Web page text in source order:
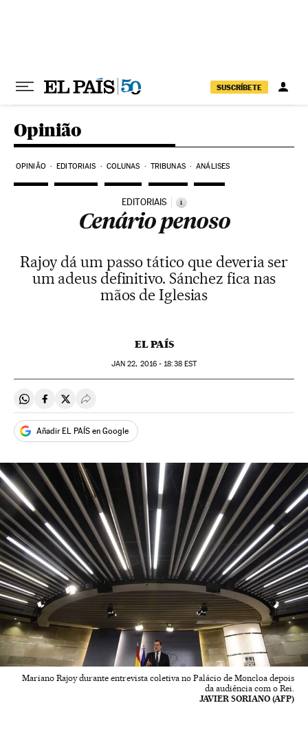
SUSCRÍBETE
Opinião
OPINIÃO EDITORIAIS COLUNAS TRIBUNAS ANÁLISES
EDITORIAIS i
Cenário penoso
Rajoy dá um passo tático que deveria ser
um adeus definitivo. Sánchez fica nas
mãos de Iglesias
EL PAÍS
JAN 22, 2016 - 18:38EST
Compartir en Whatsapp
Compartir en Facebook
Compartir en Twitter
Desplegar Redes Sociales
Añadir EL PAÍS en Google
Mariano Rajoy durante entrevista coletiva no Palácio de Moncloa depois
da audiência com o Rei.
JAVIER SORIANO (AFP)